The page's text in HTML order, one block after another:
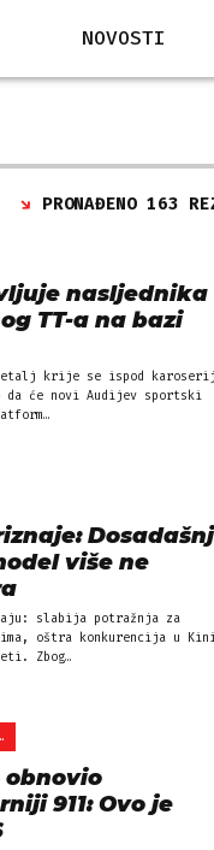
NOVOSTI
PRONAĐENO 163
nasljednika
TT-a na bazi
krije se ispod
da će novi Audijev sportski
više ne
slabija potražnja za
oštra konkurencija u
Zbog…
obnovio
911: Ovo je